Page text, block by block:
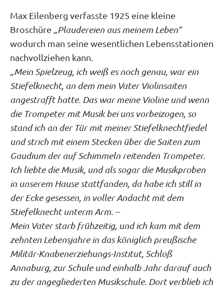
Max Eilenberg verfasste 1925 eine kleine
Broschüre „Plaudereien aus meinem Leben“
wodurch man seine wesentlichen Lebensstationen
nachvollziehen kann.
„Mein Spielzeug, ich weiß es noch genau, war ein
Stiefelknecht, an dem mein Vater Violinsaiten
angestrafft hatte. Das war meine Violine und wenn
die Trompeter mit Musik bei uns vorbeizogen, so
stand ich an der Tür mit meiner Stiefelknechtfiedel
und strich mit einem Stecken über die Saiten zum
Gaudium der auf Schimmeln reitenden Trompeter.
Ich liebte die Musik, und als sogar die Musikproben
in unserem Hause stattfanden, da habe ich still in
der Ecke gesessen, in voller Andacht mit dem
Stiefelknecht unterm Arm. –
Mein Vater starb frühzeitig, und ich kam mit dem
zehnten Lebensjahre in das königlich preußische
Militär-Knabenerziehungs-Institut, Schloß
Annaburg, zur Schule und einhalb Jahr darauf auch
zu der angegliederten Musikschule. Dort verblieb ich